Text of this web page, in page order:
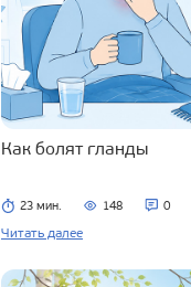
Как болят гланды
23 мин. 148 0
Читать далее